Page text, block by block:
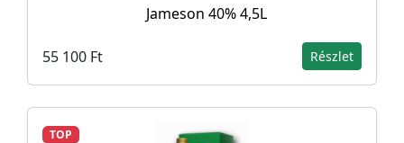
Jameson 40% 4,5L
55 100 Ft Részlet
TOP